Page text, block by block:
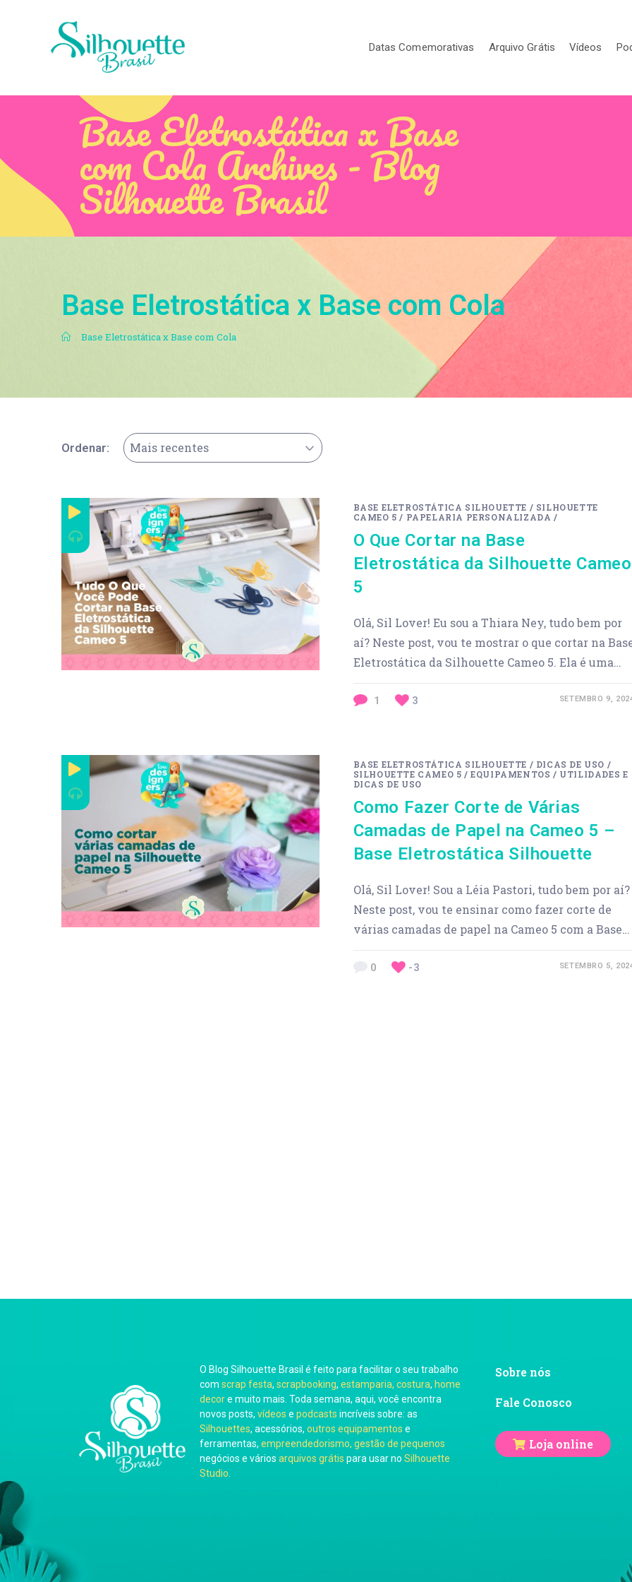
Datas Comemorativas Arquivo Grátis Vídeos
Base Eletrostática x Base
com Cola Archives - Blog
Silhouette Brasil
Base Eletrostática x Base com Cola
. Base Eletrostática x Base com Cola
Ordenar: Mais recentes
BASE ELETROSTÁTICA SILHOUETTE / SILHOUETTE
CAMEO 5 / PAPELARIA PERSONALIZADA /
O Que Cortar na Base
Eletrostática da Silhouette Cameo
5
Olá, Sil Lover! Eu sou a Thiara Ney, tudo bem por
aí? Neste post, vou te mostrar o que cortar na
Eletrostática da Silhouette Cameo 5. Ela é uma…
1 3 SETEMBRO 9,
BASE ELETROSTÁTICA SILHOUETTE / DICAS DE USO /
SILHOUETTE CAMEO 5 /EQUIPAMENTOS / UTILIDADES E
DICAS DE USO
Como Fazer Corte de Várias
Camadas de Papel na Cameo 5 –
Base Eletrostática Silhouette
Olá, Sil Lover! Sou a Léia Pastori, tudo bem por aí?
Neste post, vou te ensinar como fazer corte de
várias camadas de papel na Cameo 5 com a Base…
0 -3 SETEMBRO 5,
O Blog Silhouette Brasil é feito para facilitar o seu trabalho
com scrap festa, scrapbooking, estamparia, costura, home
decore muito mais. Toda semana, aqui, você encontra
novos posts, vídeos e podcasts incríveis sobre: as
Silhouettes, acessórios, outros equipamentos e
ferramentas, empreendedorismo, gestão de pequenos
negócios e vários arquivos grátis para usar no Silhouette
Studio
Sobre nós
Fale Conosco
Loja online